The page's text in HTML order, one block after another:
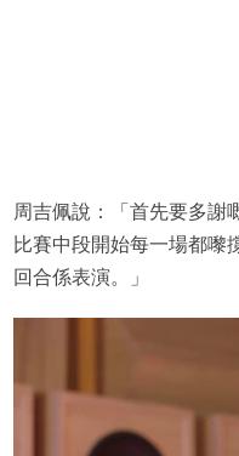
周吉佩說：「首先要多謝
比賽中段開始每一場都嚟
回合係表演。」